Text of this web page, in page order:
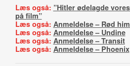
Læs også: ”Hitler ødelagde
på film”
Læs også: Anmeldelse – Rød
Læs også: Anmeldelse – Undine
Læs også: Anmeldelse – Transit
Læs også: Anmeldelse – Phoenix